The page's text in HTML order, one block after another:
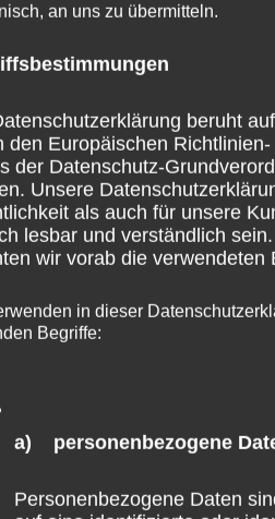
an uns zu übermitteln.
beruht
den Europäischen
der Datenschutz-
Unsere
als auch für unsere
lesbar und verständlich
wir vorab die verwendeten
in dieser
Begriffe:
a) personenbezogene
Personenbezogene Daten